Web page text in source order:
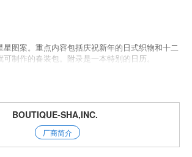
图案。重点内容包括庆祝新年的日式织物和十二
制作的春装包。附录是一本特别的日历。
程
BOUTIQUE-SHA,INC.
厂商简介